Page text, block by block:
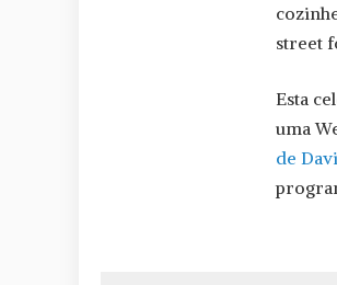
street
Esta
uma
de